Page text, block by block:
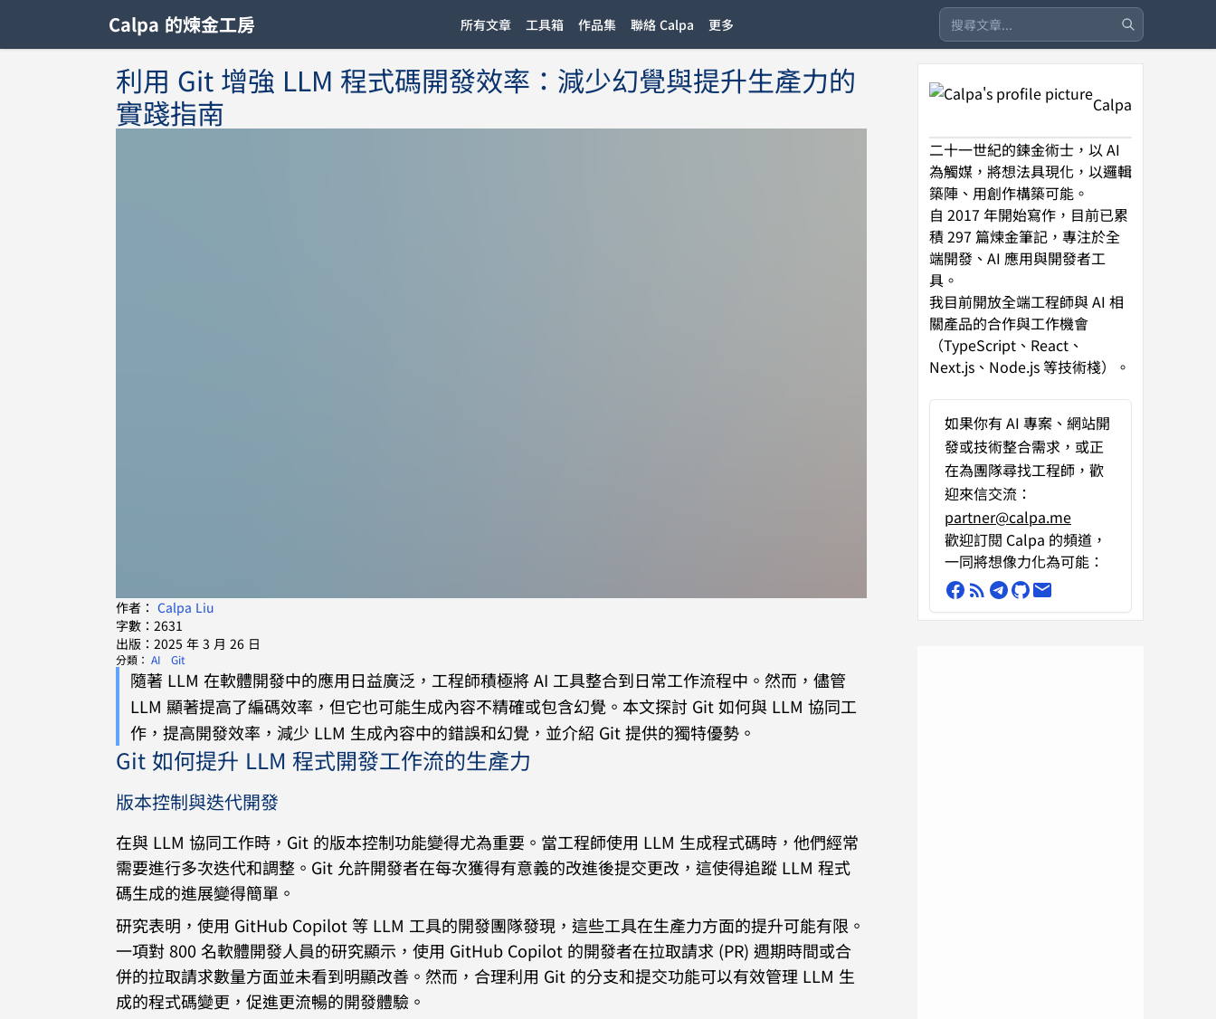
Calpa 的煉金工房 所有文章 工具箱 作品集 聯絡 Calpa 更多
利用 Git 增強 LLM 程式碼開發效率：減少幻覺與提升生產力的
實踐指南
作者： Calpa Liu
字數：2631
出版：2025 年 3 月 26 日
分類： AI Git
隨著 LLM 在軟體開發中的應用日益廣泛，工程師積極將 AI 工具整合到日常工作流程中。然而，儘管
LLM 顯著提高了編碼效率，但它也可能生成內容不精確或包含幻覺。本文探討 Git 如何與 LLM 協同工
作，提高開發效率，減少 LLM 生成內容中的錯誤和幻覺，並介紹 Git 提供的獨特優勢。
Git 如何提升 LLM 程式開發工作流的生產力
版本控制與迭代開發
在與 LLM 協同工作時，Git 的版本控制功能變得尤為重要。當工程師使用 LLM 生成程式碼時，他們經常
需要進行多次迭代和調整。Git 允許開發者在每次獲得有意義的改進後提交更改，這使得追蹤 LLM 程式
碼生成的進展變得簡單。
研究表明，使用 GitHub Copilot 等 LLM 工具的開發團隊發現，這些工具在生產力方面的提升可能有限。
一項對 800 名軟體開發人員的研究顯示，使用 GitHub Copilot 的開發者在拉取請求 (PR) 週期時間或合
併的拉取請求數量方面並未看到明顯改善。然而，合理利用 Git 的分支和提交功能可以有效管理 LLM 生
成的程式碼變更，促進更流暢的開發體驗。
Calpa
二十一世紀的鍊金術士，以 AI
為觸媒，將想法具現化，以邏輯
築陣、用創作構築可能。
自 2017 年開始寫作，目前已累
積 297 篇煉金筆記，專注於全
端開發、AI 應用與開發者工
具。
我目前開放全端工程師與 AI 相
關產品的合作與工作機會
（TypeScript、React、
Next.js、Node.js 等技術棧）。
如果你有 AI 專案、網站開
發或技術整合需求，或正
在為團隊尋找工程師，歡
迎來信交流：
partner@calpa.me
歡迎訂閱 Calpa 的頻道，
一同將想像力化為可能：